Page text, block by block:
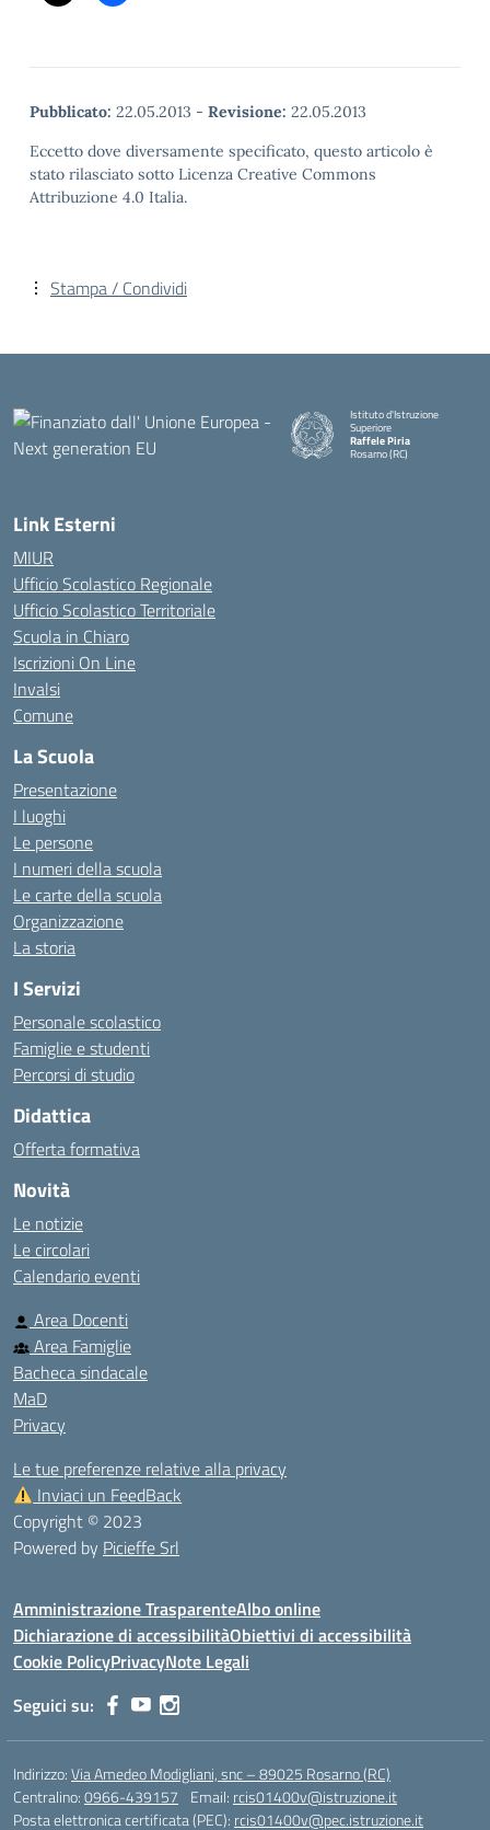
Pubblicato: 22.05.2013 - Revisione: 22.05.2013
Eccetto dove diversamente specificato, questo articolo è
stato rilasciato sotto Licenza Creative Commons
Attribuzione 4.0 Italia.
Stampa / Condividi
Istituto d'Istruzione
Superiore
Raffele Piria
Rosarno (RC)
Link Esterni
MIUR
Ufficio Scolastico Regionale
Ufficio Scolastico Territoriale
Scuola in Chiaro
Iscrizioni On Line
Invalsi
Comune
La Scuola
Presentazione
I luoghi
Le persone
I numeri della scuola
Le carte della scuola
Organizzazione
La storia
I Servizi
Personale scolastico
Famiglie e studenti
Percorsi di studio
Didattica
Offerta formativa
Novità
Le notizie
Le circolari
Calendario eventi
Area Docenti
Area Famiglie
Bacheca sindacale
MaD
Privacy
Le tue preferenze relative alla privacy
Inviaci un FeedBack
Copyright © 2023
Powered by Picieffe Srl
Amministrazione TrasparenteAlbo online
Dichiarazione di accessibilitàObiettivi di accessibilità
Cookie PolicyPrivacyNote Legali
Seguici su:
Indirizzo:Via Amedeo Modigliani, snc – 89025 Rosarno (RC)
Centralino:0966-439157 Email: rcis01400v@istruzione.it
Posta elettronica certificata (PEC): rcis01400v@pec.istruzione.it